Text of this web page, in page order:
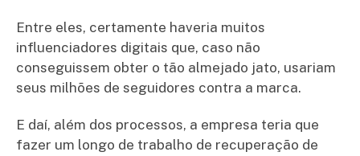
Entre eles, certamente haveria muitos
influenciadores digitais que, caso não
conseguissem obter o tão almejado jato, usariam
seus milhões de seguidores contra a marca.
E daí, além dos processos, a empresa teria que
fazer um longo de trabalho de recuperação de